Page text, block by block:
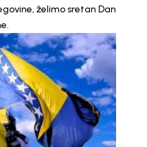
želimo sretan Dan